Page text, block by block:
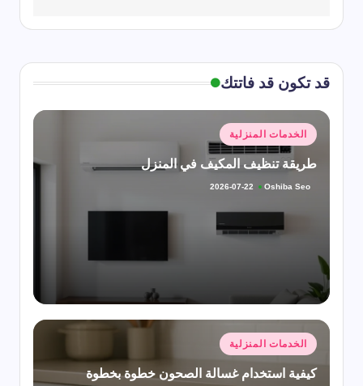
قد تكون قد فاتتك
نُشر
في
الخدمات المنزلية
طريقة تنظيف المكيف في المنزل
تمّ
Oshiba Seo
2026-07-22
نُشرالخدمات المنزلية
كيفية استخدام غسالة الصحون خطوة بخطوة